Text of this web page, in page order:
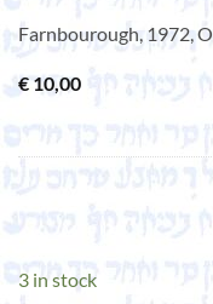
Farnbourough, 1972,
€ 10,00
3 in stock